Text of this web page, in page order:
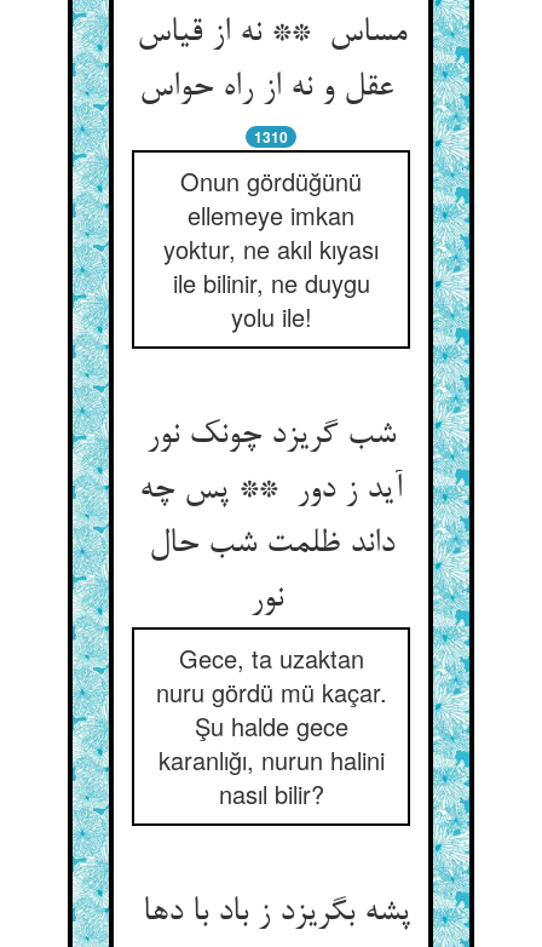
مساس ** نه از قیاس
1310
Onun gördüğünü
ellemeye imkan
yoktur, ne akıl kıyası
ile bilinir, ne duygu
yolu ile!
شب گریزد چونک نور
آید ز دور ** پس چه
داند ظلمت شب حال
نور
Gece, ta uzaktan
nuru gördü mü kaçar.
Şu halde gece
karanlığı, nurun halini
nasıl bilir?
پشه بگریزد ز باد با دها